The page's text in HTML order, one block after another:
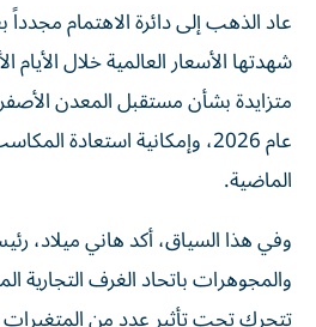
عاد الذهب إلى دائرة الاهتمام مجدداً
شهدتها الأسعار العالمية خلال
متزايدة بشأن مستقبل المعدن
عام 2026، وإمكانية استعادة
الماضية.
وفي هذا السياق، أكد هاني ميلاد،
والمجوهرات باتحاد الغرف التجارية